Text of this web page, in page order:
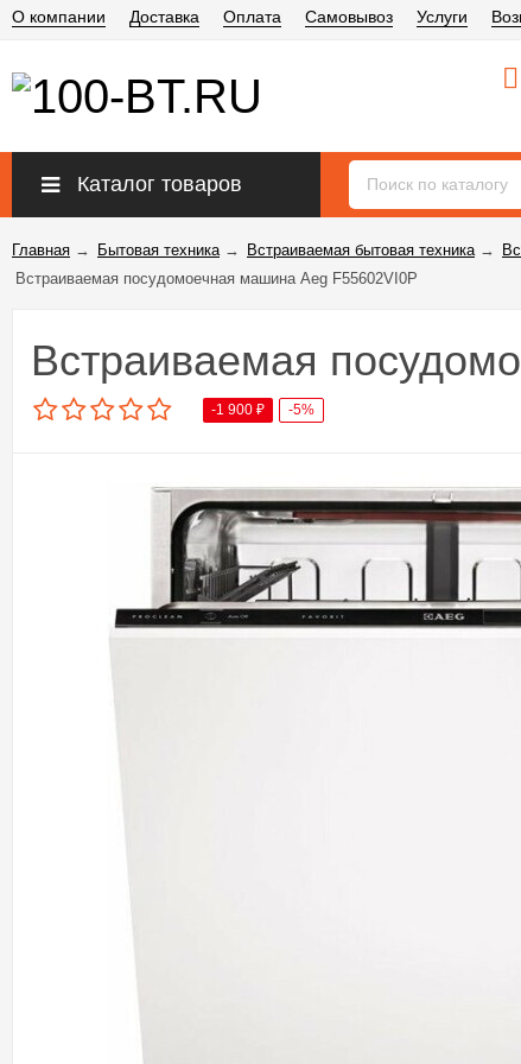
О компании Доставка Оплата Самовывоз Услуги
Каталог товаров
Главная → Бытовая техника→ Встраиваемая бытовая техника→
Встраиваемая посудомоечная машина Aeg F55602VI0P
Встраиваемая
-1 900 ₽ -5%